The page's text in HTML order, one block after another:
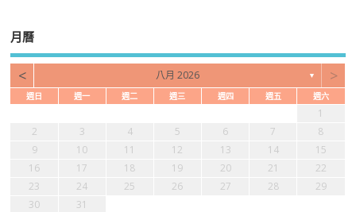
月曆
< 八月 2026 ▼ >
週日 週一 週二 週三 週四 週五 週六
1
2
3 4 5 6 7
8
9
10 11 12 13 14
15
16
17 18 19 20 21
22
23
24 25 26 27 28
29
30
31